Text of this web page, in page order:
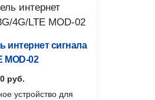
интернет сигнала
MOD-02
руб.
устройство для